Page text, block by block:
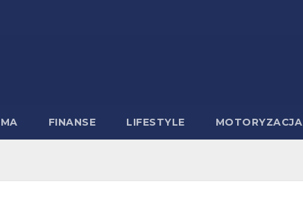
FINANSE LIFESTYLE MOTORYZACJA